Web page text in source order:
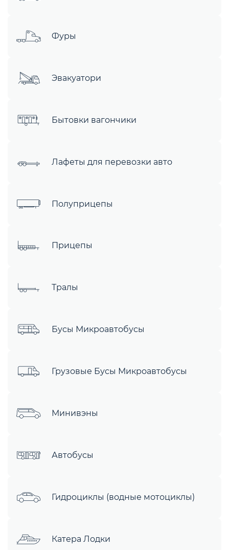
Фуры
Эвакуатори
Бытовки вагончики
Лафеты для перевозки авто
Полуприцепы
Прицепы
Тралы
Бусы Микроавтобусы
Грузовые Бусы Микроавтобусы
Минивэны
Автобусы
Гидроциклы (водные мотоциклы)
Катера Лодки